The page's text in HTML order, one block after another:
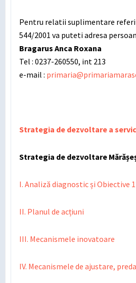
Pentru relatii suplimentare
544/2001 va puteti adresa
Bragarus Anca Roxana
Tel : 0237-260550, int 213
e-mail :
Strategia de dezvoltare a
Strategia de dezvoltare
I. Analiză diagnostic și Obiective
II. Planul de acțiuni
III. Mecanismele inovatoare
IV. Mecanismele de ajustare,